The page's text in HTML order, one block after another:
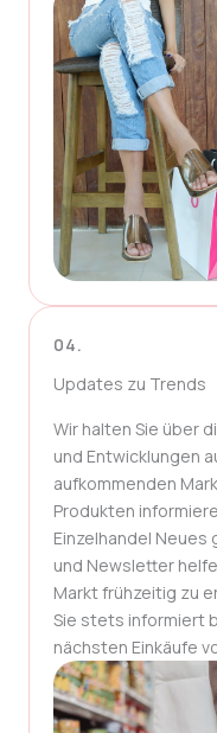
04.
Updates zu Trends
Wir halten Sie über
und Entwicklungen
aufkommenden
Produkten
Einzelhandel
und Newsletter
Markt frühzeitig zu
Sie stets informiert
nächsten Einkäufe